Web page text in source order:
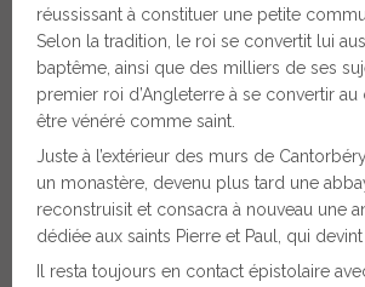
réussissant à constituer une petite
Selon la tradition, le roi se convertit lui
baptême, ainsi que des milliers de ses
premier roi d’Angleterre à se convertir au
être vénéré comme saint.
Juste à l’extérieur des murs de
un monastère, devenu plus tard une
reconstruisit et consacra à nouveau une
dédiée aux saints Pierre et Paul, qui
Il resta toujours en contact épistolaire